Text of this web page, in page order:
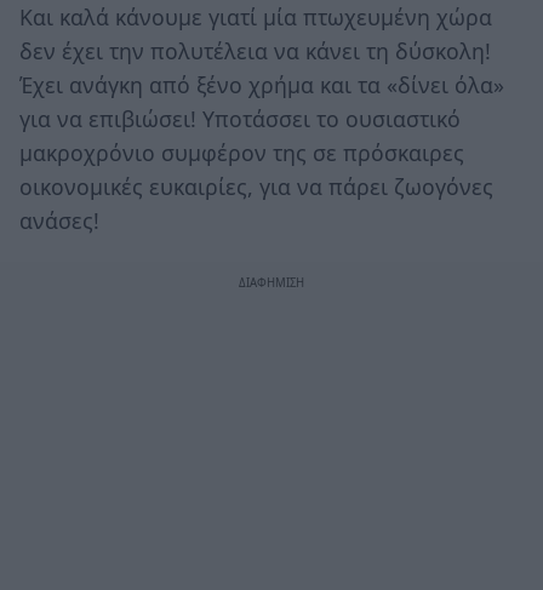
Και καλά κάνουμε γιατί μία πτωχευμένη χώρα
δεν έχει την πολυτέλεια να κάνει τη δύσκολη!
Έχει ανάγκη από ξένο χρήμα και τα «δίνει όλα»
για να επιβιώσει! Υποτάσσει το ουσιαστικό
μακροχρόνιο συμφέρον της σε πρόσκαιρες
οικονομικές ευκαιρίες, για να πάρει ζωογόνες
ανάσες!